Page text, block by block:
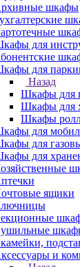
шкафы
для
для
Назад
Шкафы для
Шкафы для
Шкафы
для
для
для
ящики
и